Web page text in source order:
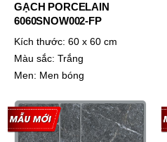
GẠCH PORCELAIN
6060SNOW002-FP
Kích thước: 60 x 60 cm
Màu sắc: Trắng
Men: Men bóng